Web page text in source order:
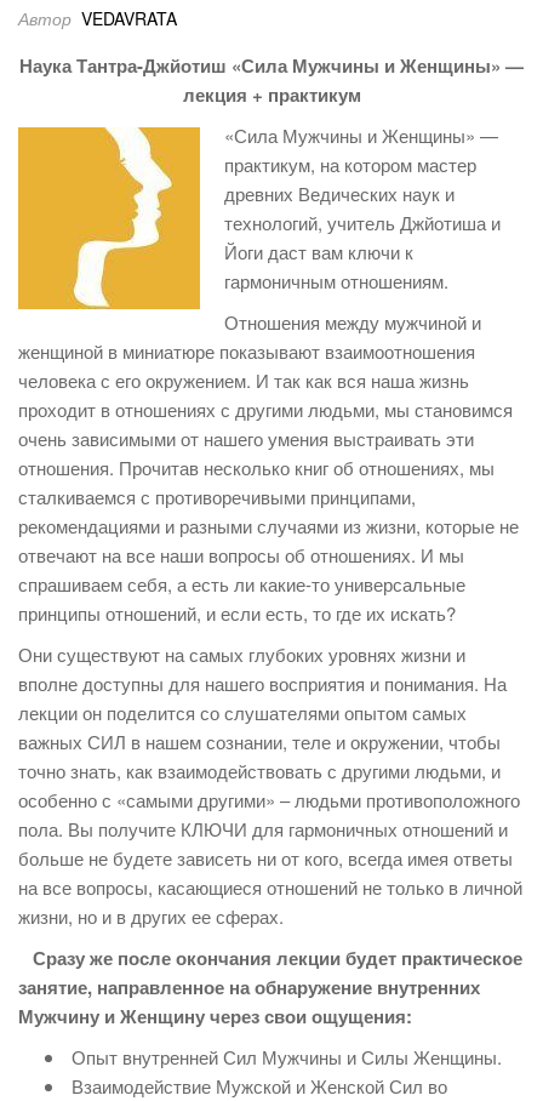
Автор VEDAVRATA
Наука Тантра-Джйотиш «Сила Мужчины и Женщины» —
лекция + практикум
«Сила Мужчины и Женщины» —
практикум, на котором мастер
древних Ведических наук и
технологий, учитель Джйотиша и
Йоги даст вам ключи к
гармоничным отношениям.
Отношения между мужчиной и
женщиной в миниатюре показывают взаимоотношения
человека с его окружением. И так как вся наша жизнь
проходит в отношениях с другими людьми, мы становимся
очень зависимыми от нашего умения выстраивать эти
отношения. Прочитав несколько книг об отношениях, мы
сталкиваемся с противоречивыми принципами,
рекомендациями и разными случаями из жизни, которые не
отвечают на все наши вопросы об отношениях. И мы
спрашиваем себя, а есть ли какие-то универсальные
принципы отношений, и если есть, то где их искать?
Они существуют на самых глубоких уровнях жизни и
вполне доступны для нашего восприятия и понимания. На
лекции он поделится со слушателями опытом самых
важных СИЛ в нашем сознании, теле и окружении, чтобы
точно знать, как взаимодействовать с другими людьми, и
особенно с «самыми другими» – людьми противоположного
пола. Вы получите КЛЮЧИ для гармоничных отношений и
больше не будете зависеть ни от кого, всегда имея ответы
на все вопросы, касающиеся отношений не только в личной
жизни, но и в других ее сферах.
Сразу же после окончания лекции будет практическое
занятие, направленное на обнаружение внутренних
Мужчину и Женщину через свои ощущения:
Опыт внутренней Сил Мужчины и Силы Женщины.
Взаимодействие Мужской и Женской Сил во